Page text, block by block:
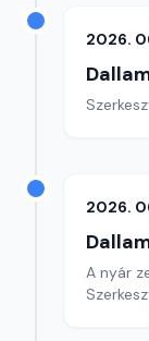
2026.
2026.
A nyár